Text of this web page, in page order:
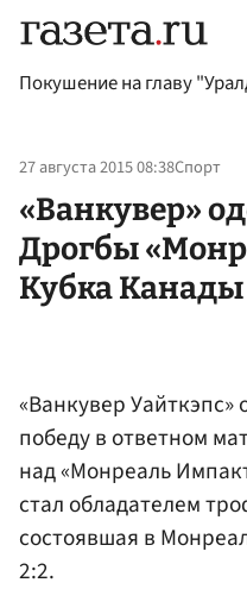
Покушение на главу
27 августа 2015 08:38Спорт
«Ванкувер»
Дрогбы
Кубка Канады
«Ванкувер
победу в ответном
над «Монреаль
стал обладателем
состоявшая в
2:2.